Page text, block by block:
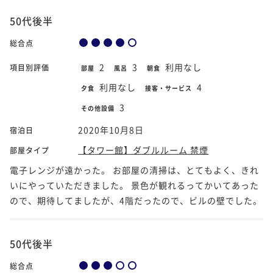
50代後半
総合点
項目別評価 部屋 2 風呂 3 朝食 利用なし
夕食 利用なし 接客・サービス 4
その他設備 3
宿泊日 2020年10月8日
部屋タイプ
【タワー館】ダブルルーム 禁煙
電子レンジが遠かった。 お部屋の清掃は、とてもよく、きれ
いにやっていただきました。 景色が観れるってかいてあった
ので、期待してましたが、4階だったので、ビルの壁でした。
50代後半
総合点